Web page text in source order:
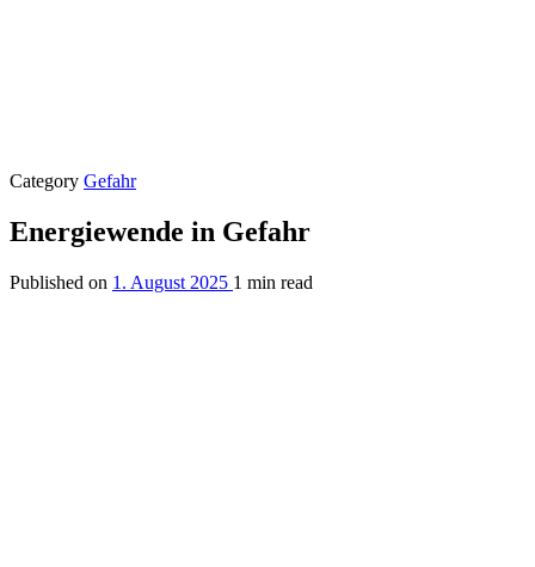
Category Gefahr
Energiewende in Gefahr
Published on 1. August 2025 1 min read